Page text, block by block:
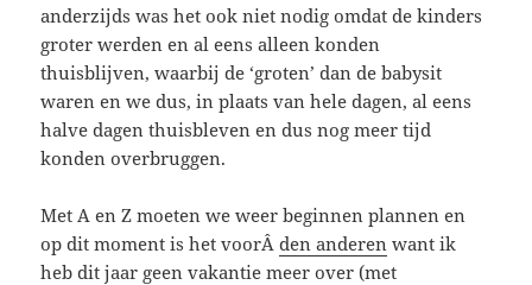
anderzijds was het ook niet nodig omdat de kinders
groter werden en al eens alleen konden
thuisblijven, waarbij de ‘groten’ dan de babysit
waren en we dus, in plaats van hele dagen, al eens
halve dagen thuisbleven en dus nog meer tijd
konden overbruggen.
Met A en Z moeten we weer beginnen plannen en
op dit moment is het voorÂden anderen want ik
heb dit jaar geen vakantie meer over (met